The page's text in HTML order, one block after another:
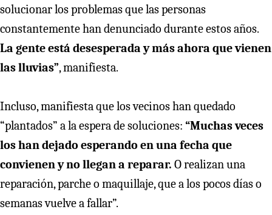
solucionar los problemas que las personas
constantemente han denunciado durante estos años.
La gente está desesperada y más ahora que vienen
las lluvias”, manifiesta.
Incluso, manifiesta que los vecinos han quedado
“plantados” a la espera de soluciones: “Muchas veces
los han dejado esperando en una fecha que
convienen y no llegan a reparar. O realizan una
reparación, parche o maquillaje, que a los pocos días o
semanas vuelve a fallar”.